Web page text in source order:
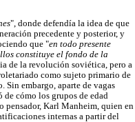
", donde defendía la idea de que
precedente y posterior, y
que "en todo presente
constituye el fondo de la
de la revolución soviética, pero a
como sujeto primario de
embargo, aparte de vagas
de cómo los grupos de edad
pensador, Karl Manheim, quien en
internas a partir del